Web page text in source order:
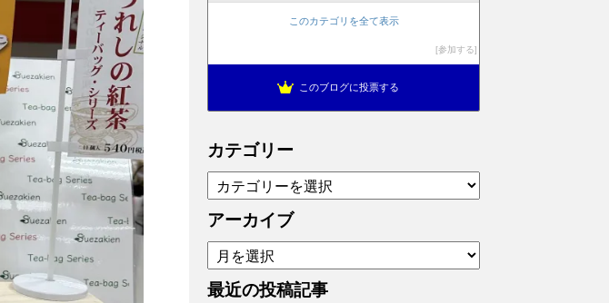
このカテゴリを全て表示
参加する
このブログに投票する
カテゴリー
テ
ゴ
ー
アーカイブ
ア
ー
カ
最近の投稿記事